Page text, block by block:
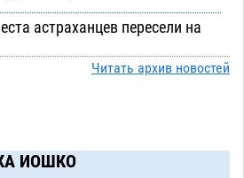
астраханцев пересели на
в крупном пожаре в
Читать архив новостей
ИОШКО